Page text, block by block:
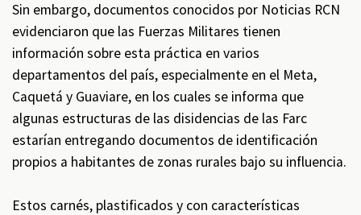
Sin embargo, documentos conocidos por Noticias RCN
evidenciaron que las Fuerzas Militares tienen
información sobre esta práctica en varios
departamentos del país, especialmente en el Meta,
Caquetá y Guaviare, en los cuales se informa que
algunas estructuras de las disidencias de las Farc
estarían entregando documentos de identificación
propios a habitantes de zonas rurales bajo su influencia.
Estos carnés, plastificados y con características